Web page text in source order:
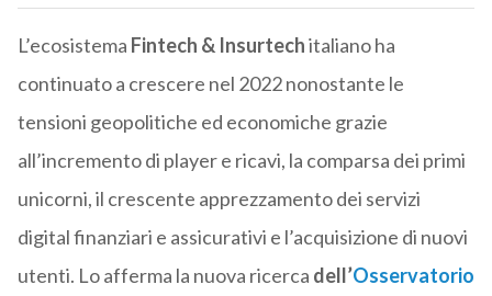
L’ecosistema Fintech & Insurtechitaliano ha
continuato a crescere nel 2022 nonostante le
tensioni geopolitiche ed economiche grazie
all’incremento di player e ricavi, la comparsa dei primi
unicorni, il crescente apprezzamento dei servizi
digital finanziari e assicurativi e l’acquisizione di nuovi
utenti. Lo afferma la nuova ricerca dell’Osservatorio